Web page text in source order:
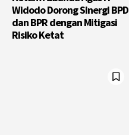
Widodo Dorong Sinergi BPD
dan BPR dengan Mitigasi
Risiko Ketat